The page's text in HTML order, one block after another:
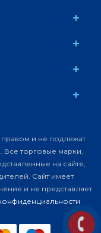
и не подлежат
торговые марки,
на сайте,
Сайт имеет
и не представляет